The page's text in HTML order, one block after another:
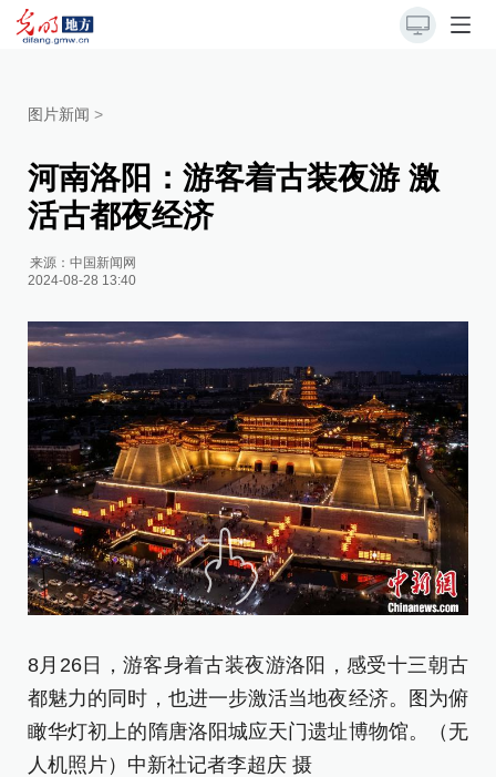
图片新闻 >
河南洛阳：游客着古装夜游 激
活古都夜经济
来源：中国新闻网
2024-08-28 13:40
8月26日，游客身着古装夜游洛阳，感受十三朝古
都魅力的同时，也进一步激活当地夜经济。图为俯
瞰华灯初上的隋唐洛阳城应天门遗址博物馆。（无
人机照片）中新社记者李超庆 摄